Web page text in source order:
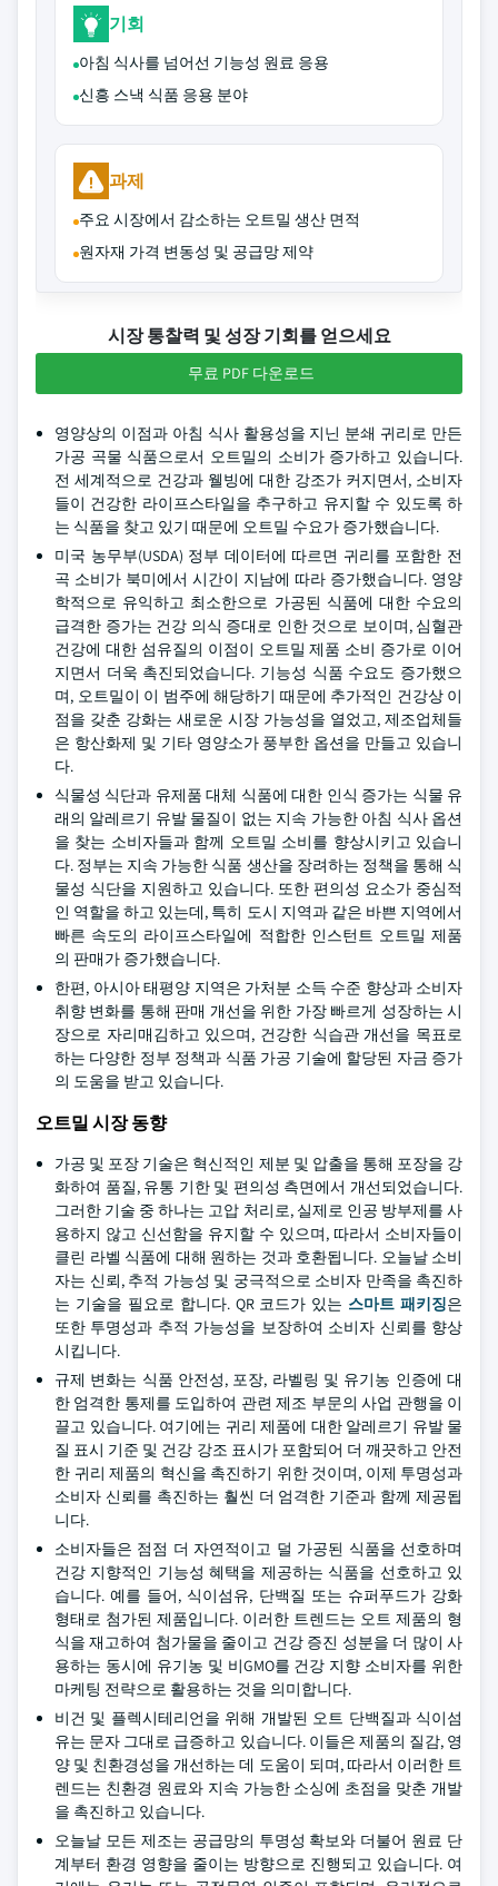
기회
아침 식사를 넘어선 기능성 원료 응용
신흥 스낵 식품 응용 분야
과제
주요 시장에서 감소하는 오트밀 생산 면적
원자재 가격 변동성 및 공급망 제약
시장 통찰력 및 성장 기회를 얻으세요
무료 PDF 다운로드
영양상의 이점과 아침 식사 활용성을 지닌 분쇄 귀리로 만든
가공 곡물 식품으로서 오트밀의 소비가 증가하고 있습니다.
전 세계적으로 건강과 웰빙에 대한 강조가 커지면서, 소비자
들이 건강한 라이프스타일을 추구하고 유지할 수 있도록 하
는 식품을 찾고 있기 때문에 오트밀 수요가 증가했습니다.
미국 농무부(USDA) 정부 데이터에 따르면 귀리를 포함한 전
곡 소비가 북미에서 시간이 지남에 따라 증가했습니다. 영양
학적으로 유익하고 최소한으로 가공된 식품에 대한 수요의
급격한 증가는 건강 의식 증대로 인한 것으로 보이며, 심혈관
건강에 대한 섬유질의 이점이 오트밀 제품 소비 증가로 이어
지면서 더욱 촉진되었습니다. 기능성 식품 수요도 증가했으
며, 오트밀이 이 범주에 해당하기 때문에 추가적인 건강상 이
점을 갖춘 강화는 새로운 시장 가능성을 열었고, 제조업체들
은 항산화제 및 기타 영양소가 풍부한 옵션을 만들고 있습니
다.
식물성 식단과 유제품 대체 식품에 대한 인식 증가는 식물 유
래의 알레르기 유발 물질이 없는 지속 가능한 아침 식사 옵션
을 찾는 소비자들과 함께 오트밀 소비를 향상시키고 있습니
다. 정부는 지속 가능한 식품 생산을 장려하는 정책을 통해 식
물성 식단을 지원하고 있습니다. 또한 편의성 요소가 중심적
인 역할을 하고 있는데, 특히 도시 지역과 같은 바쁜 지역에서
빠른 속도의 라이프스타일에 적합한 인스턴트 오트밀 제품
의 판매가 증가했습니다.
한편, 아시아 태평양 지역은 가처분 소득 수준 향상과 소비자
취향 변화를 통해 판매 개선을 위한 가장 빠르게 성장하는 시
장으로 자리매김하고 있으며, 건강한 식습관 개선을 목표로
하는 다양한 정부 정책과 식품 가공 기술에 할당된 자금 증가
의 도움을 받고 있습니다.
오트밀 시장 동향
가공 및 포장 기술은 혁신적인 제분 및 압출을 통해 포장을 강
화하여 품질, 유통 기한 및 편의성 측면에서 개선되었습니다.
그러한 기술 중 하나는 고압 처리로, 실제로 인공 방부제를 사
용하지 않고 신선함을 유지할 수 있으며, 따라서 소비자들이
클린 라벨 식품에 대해 원하는 것과 호환됩니다. 오늘날 소비
자는 신뢰, 추적 가능성 및 궁극적으로 소비자 만족을 촉진하
는 기술을 필요로 합니다. QR 코드가 있는 스마트 패키징은
또한 투명성과 추적 가능성을 보장하여 소비자 신뢰를 향상
시킵니다.
규제 변화는 식품 안전성, 포장, 라벨링 및 유기농 인증에 대
한 엄격한 통제를 도입하여 관련 제조 부문의 사업 관행을 이
끌고 있습니다. 여기에는 귀리 제품에 대한 알레르기 유발 물
질 표시 기준 및 건강 강조 표시가 포함되어 더 깨끗하고 안전
한 귀리 제품의 혁신을 촉진하기 위한 것이며, 이제 투명성과
소비자 신뢰를 촉진하는 훨씬 더 엄격한 기준과 함께 제공됩
니다.
소비자들은 점점 더 자연적이고 덜 가공된 식품을 선호하며
건강 지향적인 기능성 혜택을 제공하는 식품을 선호하고 있
습니다. 예를 들어, 식이섬유, 단백질 또는 슈퍼푸드가 강화
형태로 첨가된 제품입니다. 이러한 트렌드는 오트 제품의 형
식을 재고하여 첨가물을 줄이고 건강 증진 성분을 더 많이 사
용하는 동시에 유기농 및 비GMO를 건강 지향 소비자를 위한
마케팅 전략으로 활용하는 것을 의미합니다.
비건 및 플렉시테리언을 위해 개발된 오트 단백질과 식이섬
유는 문자 그대로 급증하고 있습니다. 이들은 제품의 질감, 영
양 및 친환경성을 개선하는 데 도움이 되며, 따라서 이러한 트
렌드는 친환경 원료와 지속 가능한 소싱에 초점을 맞춘 개발
을 촉진하고 있습니다.
오늘날 모든 제조는 공급망의 투명성 확보와 더불어 원료 단
계부터 환경 영향을 줄이는 방향으로 진행되고 있습니다. 여